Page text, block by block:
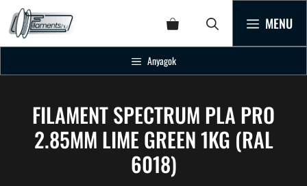
MENU
Anyagok
FILAMENT SPECTRUM PLA PRO
2.85MM LIME GREEN 1KG (RAL
6018)